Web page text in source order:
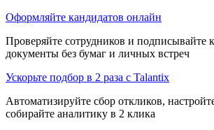
Оформляйте кандидатов онлайн
Проверяйте сотрудников и подписывайте
документы без бумаг и личных встреч
Ускорьте подбор в 2 раза с Talantix
Автоматизируйте сбор откликов,
собирайте аналитику в 2 клика